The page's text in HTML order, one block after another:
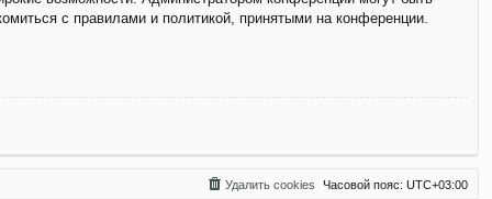
с правилами и политикой, принятыми на конференции.
Часовой пояс: UTC+03:00
Удалить cookies